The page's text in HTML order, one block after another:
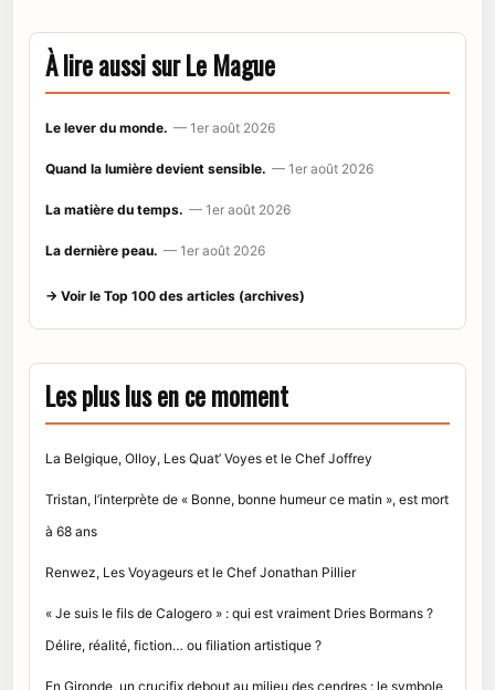
À lire aussi sur Le Mague
Le lever du monde. — 1er août 2026
Quand la lumière devient sensible. — 1er août 2026
La matière du temps. — 1er août 2026
La dernière peau. — 1er août 2026
→ Voir le Top 100 des articles (archives)
Les plus lus en ce moment
La Belgique, Olloy, Les Quat’ Voyes et le Chef Joffrey
Tristan, l’interprète de « Bonne, bonne humeur ce matin », est mort
à 68 ans
Renwez, Les Voyageurs et le Chef Jonathan Pillier
« Je suis le fils de Calogero » : qui est vraiment Dries Bormans ?
Délire, réalité, fiction… ou filiation artistique ?
En Gironde, un crucifix debout au milieu des cendres : le symbole